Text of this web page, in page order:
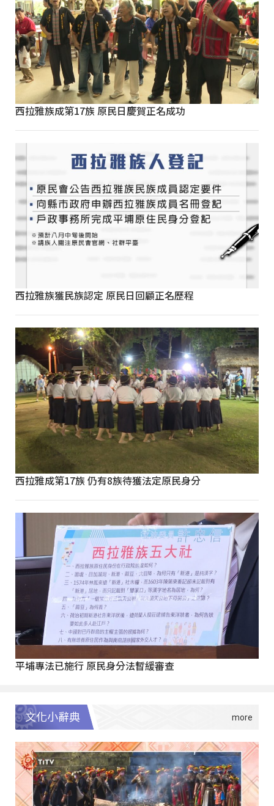
西拉雅族成第17族 原民日慶賀正名成功
西拉雅族獲民族認定 原民日回顧正名歷程
西拉雅成第17族 仍有8族待獲法定原民身分
平埔專法已施行 原民身分法暫緩審查
文化小辭典